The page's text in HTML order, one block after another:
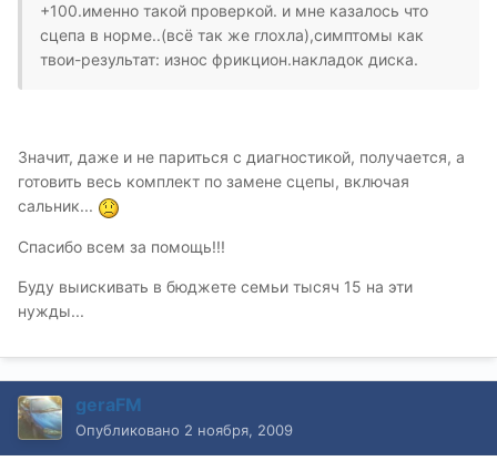
+100.именно такой проверкой. и мне казалось что
сцепа в норме..(всё так же глохла),симптомы как
твои-результат: износ фрикцион.накладок диска.
Значит, даже и не париться с диагностикой, получается, а
готовить весь комплект по замене сцепы, включая
сальник...
Спасибо всем за помощь!!!
Буду выискивать в бюджете семьи тысяч 15 на эти
нужды...
geraFM
Опубликовано 2 ноября, 2009